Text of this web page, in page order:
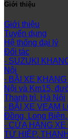
Giới thiệu
Giới thiệu
Tuyển dụng
Hệ thống đại lý
Đối tác
- SUZUKI
Nội
- BÃI XE
Nội và Km15,
Thanh trì, Hà Nội
- BÃI XE VEAM
Đồng, Long
- CỬA HÀNG
TỨ HIỆP,